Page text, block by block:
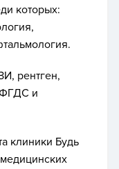
которых:
рентген,
ФГДС и
клиники Будь